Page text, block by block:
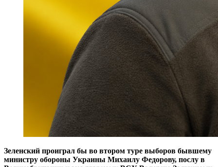
Зеленский проиграл бы во втором туре выборов бывшему
министру обороны Украины Михаилу Федорову, послу в